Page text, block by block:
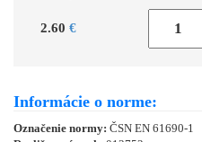
2.60 €
Informácie o norme:
Označenie normy: ČSN EN 61690-1